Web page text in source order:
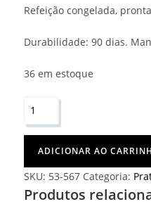
Refeição congelada,
Durabilidade: 90 dias.
36 em estoque
ADICIONAR AO
SKU: 53-567 Categoria:
Produtos